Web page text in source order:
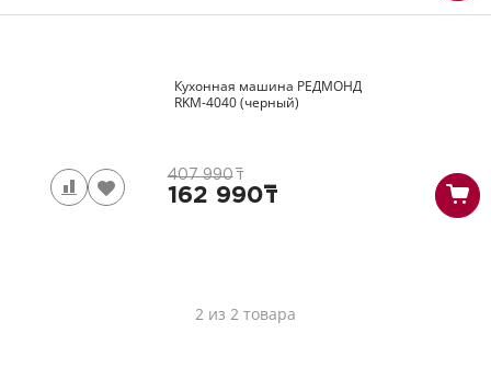
Кухонная машина РЕДМОНД
RKM-4040(черный)
407 990 т
162 990т
2 из 2 товара